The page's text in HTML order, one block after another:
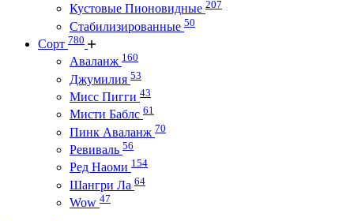
Кустовые Пионовидные 207
Стабилизированные 50
Сорт 780
Аваланж 160
Джумилия 53
Мисс Пигги 43
Мисти Баблс 61
Пинк Аваланж 70
Ревиваль 56
Ред Наоми 154
Шангри Ла 64
Wow 47